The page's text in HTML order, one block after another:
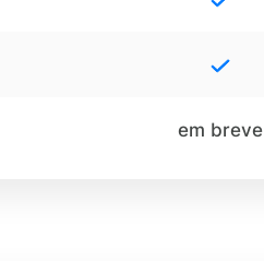
em breve